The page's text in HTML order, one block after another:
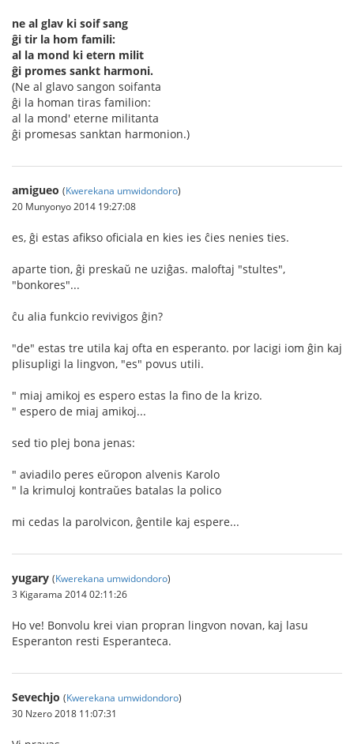
ne al glav ki soif sang
ĝi tir la hom famili:
al la mond ki etern milit
ĝi promes sankt harmoni.
(Ne al glavo sangon soifanta
ĝi la homan tiras familion:
al la mond' eterne militanta
ĝi promesas sanktan harmonion.)
amigueo (Kwerekana umwidondoro)
20 Munyonyo 2014 19:27:08
es, ĝi estas afikso oficiala en kies ies ĉies nenies ties.
aparte tion, ĝi preskaŭ ne uziĝas. maloftaj "stultes",
"bonkores"...
ĉu alia funkcio revivigos ĝin?
"de" estas tre utila kaj ofta en esperanto. por lacigi iom ĝin kaj
plisupligi la lingvon, "es" povus utili.
" miaj amikoj es espero estas la fino de la krizo.
" espero de miaj amikoj...
sed tio plej bona jenas:
" aviadilo peres eŭropon alvenis Karolo
" la krimuloj kontraŭes batalas la polico
mi cedas la parolvicon, ĝentile kaj espere...
yugary (Kwerekana umwidondoro)
3 Kigarama 2014 02:11:26
Ho ve! Bonvolu krei vian propran lingvon novan, kaj lasu
Esperanton resti Esperanteca.
Sevechjo (Kwerekana umwidondoro)
30 Nzero 2018 11:07:31